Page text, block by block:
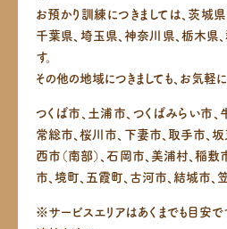
お預かり訓練につきましては、茨城
千葉県、埼玉県、神奈川県、栃木県
す。
その他の地域につきましても、お気軽に
つくば市、土浦市、つくばみらい市、
常総市、桜川市、下妻市、取手市、
西市（南部）、石岡市、美浦村、稲敷
市、境町、五霞町、古河市、結城市
※サービスエリアはあくまでも目安で